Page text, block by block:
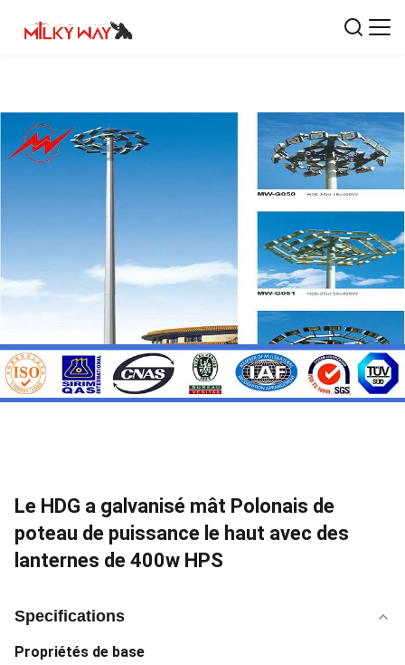
Le HDG a galvanisé mât Polonais de
poteau de puissance le haut avec des
lanternes de 400w HPS
Specifications
Propriétés de base